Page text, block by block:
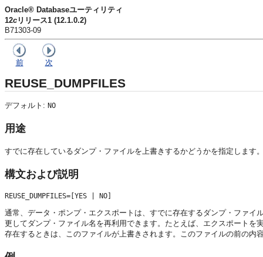
Oracle® Databaseユーティリティ
12c リリース1 (12.1.0.2)
B71303-09
前 次
REUSE_DUMPFILES
デフォルト: NO
用途
すでに存在しているダンプ・ファイルを上書きするかどうかを指定します
構文および説明
通常、データ・ポンプ・エクスポートは、すでに存在するダンプ・ファイ
更してダンプ・ファイル名を再利用できます。たとえば、エクスポートを
存在するときは、このファイルが上書きされます。このファイルの前の